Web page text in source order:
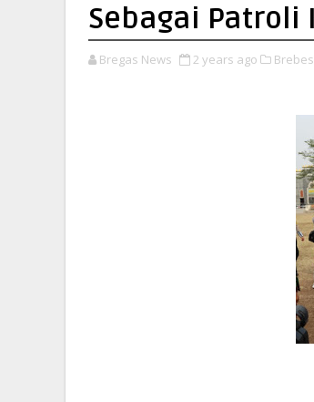
Sebagai Patroli
Bregas News 2 years ago